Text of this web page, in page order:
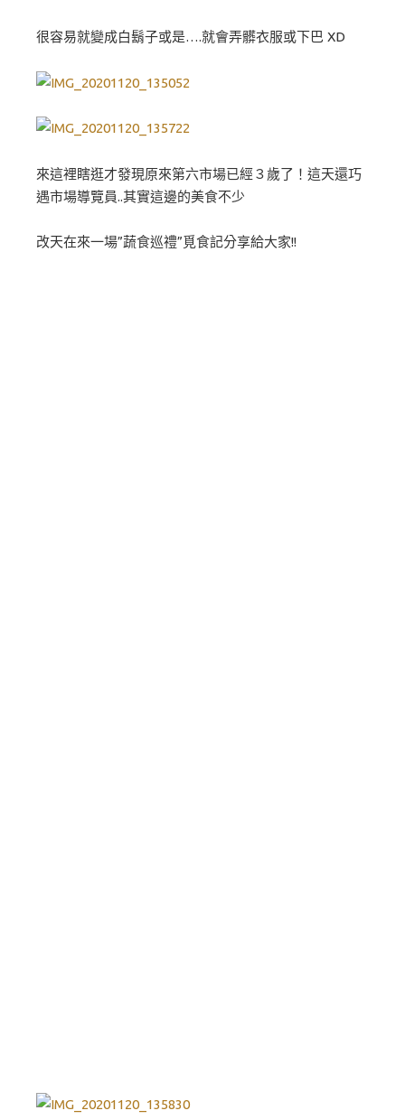
很容易就變成白鬍子或是….就會弄髒衣服或下巴 XD
來這裡瞎逛才發現原來第六市場已經３歲了！這天還巧
遇市場導覽員..其實這邊的美食不少
改天在來一場”蔬食巡禮”覓食記分享給大家!!